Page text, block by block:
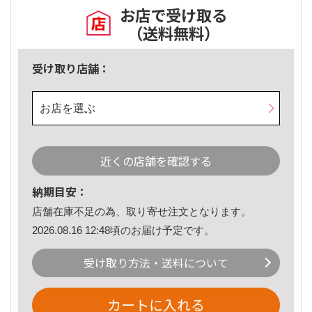
お店で受け取る
（送料無料）
受け取り店舗：
お店を選ぶ
近くの店舗を確認する
納期目安：
店舗在庫不足の為、取り寄せ注文となります。
2026.08.16 12:48頃のお届け予定です。
受け取り方法・送料について
カートに入れる